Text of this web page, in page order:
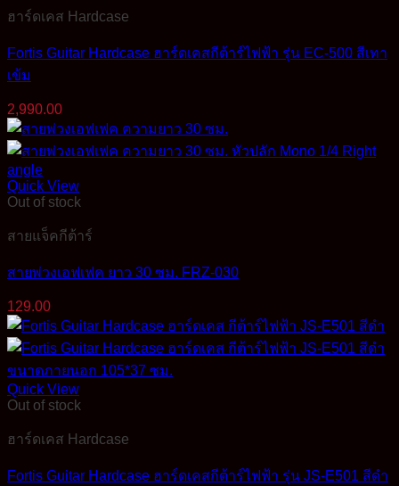
ฮาร์ดเคส Hardcase
Fortis Guitar Hardcase ฮาร์ดเคสกีต้าร์ไฟฟ้า รุ่น EC-500 สีเทา
เข้ม
2,990.00
Quick View
Out of stock
สายแจ็คกีต้าร์
สายพ่วงเอฟเฟค ยาว 30 ซม. FRZ-030
129.00
Quick View
Out of stock
ฮาร์ดเคส Hardcase
Fortis Guitar Hardcase ฮาร์ดเคสกีต้าร์ไฟฟ้า รุ่น JS-E501 สีดำ